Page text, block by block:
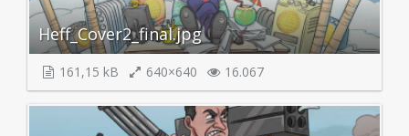
Heff_Cover2_final.jpg
161,15 kB 640×640 16.067